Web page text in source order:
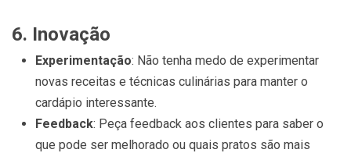
6. Inovação
Experimentação: Não tenha medo de experimentar
novas receitas e técnicas culinárias para manter o
cardápio interessante.
Feedback: Peça feedback aos clientes para saber o
que pode ser melhorado ou quais pratos são mais